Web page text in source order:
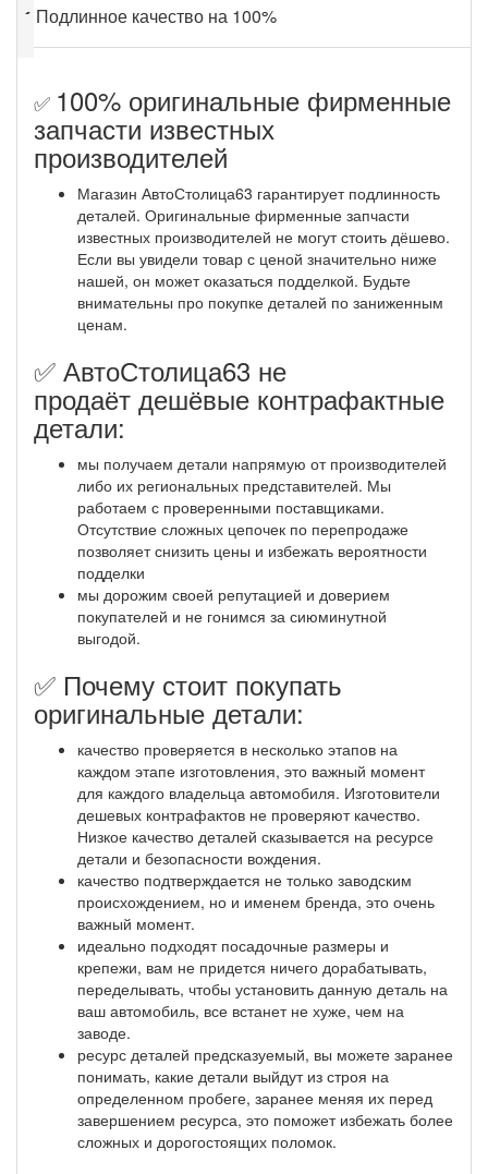
✔ Подлинное качество на 100%
✅ 100% оригинальные фирменные
запчасти известных
производителей
Магазин АвтоСтолица63 гарантирует подлинность
деталей. Оригинальные фирменные запчасти
известных производителей не могут стоить дёшево.
Если вы увидели товар с ценой значительно ниже
нашей, он может оказаться подделкой. Будьте
внимательны про покупке деталей по заниженным
ценам.
✅ АвтоСтолица63 не
продаёт дешёвые контрафактные
детали:
мы получаем детали напрямую от производителей
либо их региональных представителей. Мы
работаем с проверенными поставщиками.
Отсутствие сложных цепочек по перепродаже
позволяет снизить цены и избежать вероятности
подделки
мы дорожим своей репутацией и доверием
покупателей и не гонимся за сиюминутной
выгодой.
✅ Почему стоит покупать
оригинальные детали:
качество проверяется в несколько этапов на
каждом этапе изготовления, это важный момент
для каждого владельца автомобиля. Изготовители
дешевых контрафактов не проверяют качество.
Низкое качество деталей сказывается на ресурсе
детали и безопасности вождения.
качество подтверждается не только заводским
происхождением, но и именем бренда, это очень
важный момент.
идеально подходят посадочные размеры и
крепежи, вам не придется ничего дорабатывать,
переделывать, чтобы установить данную деталь на
ваш автомобиль, все встанет не хуже, чем на
заводе.
ресурс деталей предсказуемый, вы можете заранее
понимать, какие детали выйдут из строя на
определенном пробеге, заранее меняя их перед
завершением ресурса, это поможет избежать более
сложных и дорогостоящих поломок.